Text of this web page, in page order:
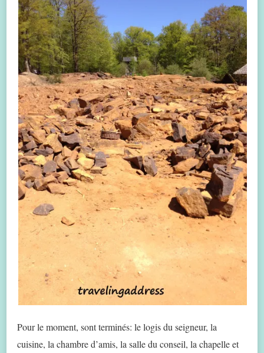
Pour le moment, sont terminés: le logis du seigneur, la
cuisine, la chambre d’amis, la salle du conseil, la chapelle et